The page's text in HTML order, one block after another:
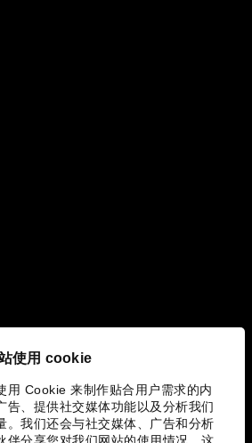
使用 cookie
用 Cookie 来制作贴合用户需求的内
告、提供社交媒体功能以及分析我们
。我们还会与社交媒体、广告和分析